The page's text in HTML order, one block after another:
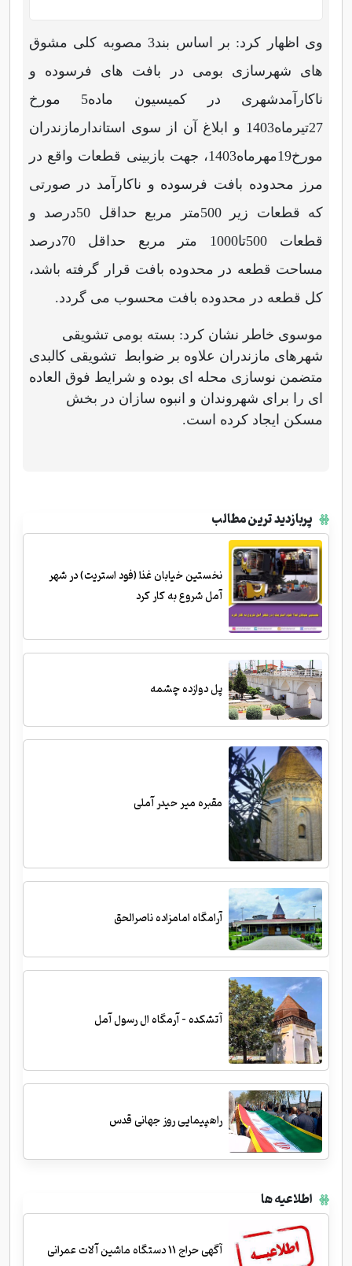
وی اظهار کرد: بر اساس بند3 مصوبه کلی مشوق
های شهرسازی بومی در بافت های فرسوده و
ناکارآمدشهری در کمیسیون ماده5 مورخ
27تیرماه1403 و ابلاغ آن از سوی استاندارمازندران
مورخ19مهرماه1403، جهت بازبینی قطعات واقع در
مرز محدوده بافت فرسوده و ناکارآمد در صورتی
که قطعات زیر 500متر مربع حداقل 50درصد و
قطعات 500تا1000 متر مربع حداقل 70درصد
مساحت قطعه در محدوده بافت قرار گرفته باشد،
کل قطعه در محدوده بافت محسوب می گردد.
موسوی خاطر نشان کرد: بسته بومی تشویقی
شهرهای مازندران علاوه بر ضوابط تشویقی کالبدی
متضمن نوسازی محله ای بوده و شرایط فوق العاده
ای را برای شهروندان و انبوه سازان در بخش
مسکن ایجاد کرده است.
پربازدید ترین مطالب
نخستین خیابان غذا (فود استریت) در شهر
آمل شروع به کار کرد
پل دوازده چشمه
مقبره میر حیدر آملی
آرامگاه امامزاده ناصرالحق
آتشکده - آرمگاه ال رسول آمل
راهپیمایی روز جهانی قدس
اطلاعیه ها
آگهی حراج 11 دستگاه ماشین آلات عمرانی